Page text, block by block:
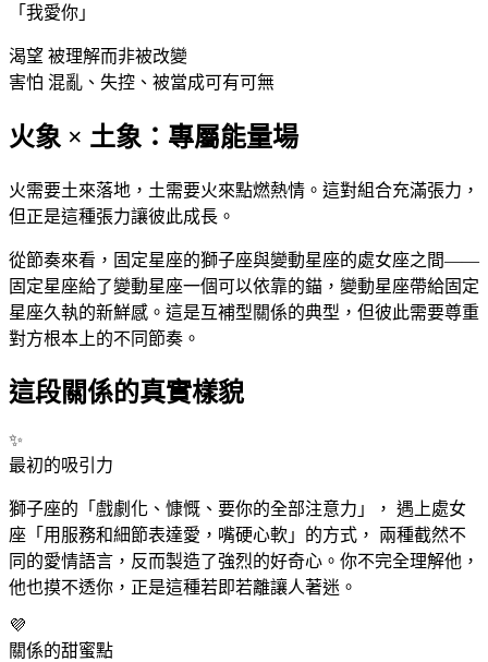
「我愛你」
渴望 被理解而非被改變
害怕 混亂、失控、被當成可有可無
火象 × 土象：專屬能量場
火需要土來落地，土需要火來點燃熱情。這對組合充滿張力，
但正是這種張力讓彼此成長。
從節奏來看，固定星座的獅子座與變動星座的處女座之間——
固定星座給了變動星座一個可以依靠的錨，變動星座帶給固定
星座久執的新鮮感。這是互補型關係的典型，但彼此需要尊重
對方根本上的不同節奏。
這段關係的真實樣貌
✨
最初的吸引力
獅子座的「戲劇化、慷慨、要你的全部注意力」， 遇上處女
座 「用服務和細節表達愛，嘴硬心軟」的方式， 兩種截然不
同的愛情語言，反而製造了強烈的好奇心。你不完全理解他，
他也摸不透你，正是這種若即若離讓人著迷。
💜
關係的甜蜜點